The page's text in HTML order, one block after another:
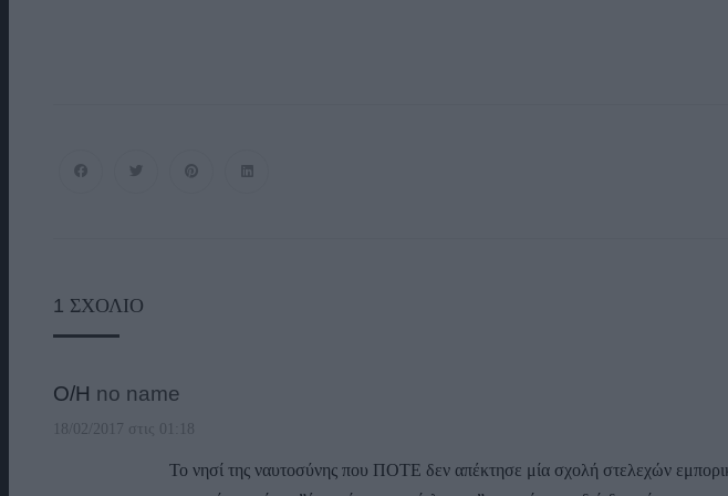
1 ΣΧΌΛΙΟ
Ο/Η no name
18/02/2017 στις 01:18
Το νησί της ναυτοσύνης που ΠΟΤΕ δεν απέκτησε μία σχολή στελεχών